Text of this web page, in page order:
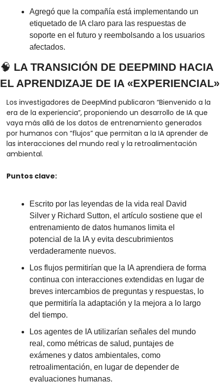
Agregó que la compañía está implementando un
etiquetado de IA claro para las respuestas de
soporte en el futuro y reembolsando a los usuarios
afectados.
🧠 LA TRANSICIÓN DE DEEPMIND HACIA
EL APRENDIZAJE DE IA «EXPERIENCIAL»
Los investigadores de DeepMind publicaron “Bienvenido a la
era de la experiencia”, proponiendo un desarrollo de IA que
vaya más allá de los datos de entrenamiento generados
por humanos con “flujos” que permitan a la IA aprender de
las interacciones del mundo real y la retroalimentación
ambiental.
Puntos clave:
Escrito por las leyendas de la vida real David
Silver y Richard Sutton, el artículo sostiene que el
entrenamiento de datos humanos limita el
potencial de la IA y evita descubrimientos
verdaderamente nuevos.
Los flujos permitirían que la IA aprendiera de forma
continua con interacciones extendidas en lugar de
breves intercambios de preguntas y respuestas, lo
que permitiría la adaptación y la mejora a lo largo
del tiempo.
Los agentes de IA utilizarían señales del mundo
real, como métricas de salud, puntajes de
exámenes y datos ambientales, como
retroalimentación, en lugar de depender de
evaluaciones humanas.